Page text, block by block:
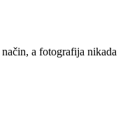
a fotografija nikada